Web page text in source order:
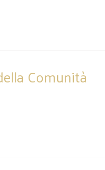
Comunità